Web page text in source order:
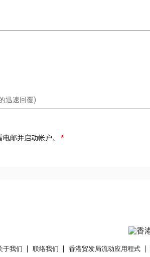
迅速回覆)
邮并启动帐户。
于我们 联络我们 香港贸发局流动应用程式